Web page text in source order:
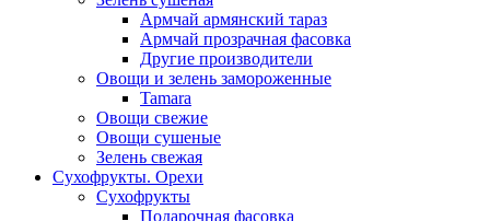
Армчай армянский тараз
Армчай прозрачная фасовка
Другие производители
Овощи и зелень замороженные
Tamara
Овощи свежие
Овощи сушеные
Зелень свежая
Сухофрукты. Орехи
Сухофрукты
Подарочная фасовка